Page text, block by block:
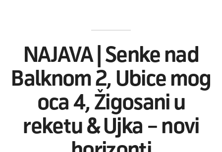
NAJAVA | Senke nad
Balknom 2, Ubice mog
oca 4, Žigosani u
reketu & Ujka – novi